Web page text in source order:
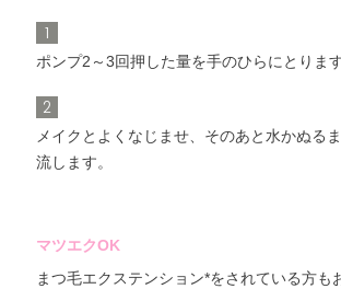
1
ポンプ2～3回押した量を手のひらにとります
2
メイクとよくなじませ、そのあと水かぬる
流します。
マツエクOK
まつ毛エクステンション*をされている方も